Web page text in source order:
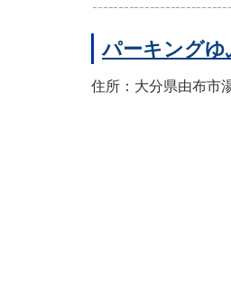
パーキングゆ
住所：大分県由布市